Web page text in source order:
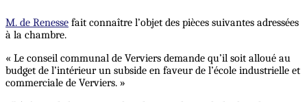
M. de Renesse fait connaître l’objet des pièces suivantes adressées
à la chambre.
« Le conseil communal de Verviers demande qu’il soit alloué au
budget de l’intérieur un subside en faveur de l’école industrielle et
commerciale de Verviers. »